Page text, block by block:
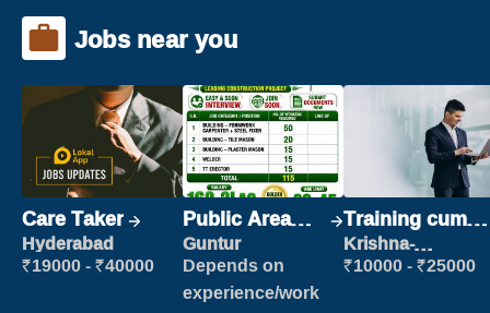
Jobs near you
Care Taker
Hyderabad
₹19000 - ₹40000
Public Area
Cleaner
Guntur
Depends on
experience/work
Training cum
Placement
Krishna-
vijayawada
₹10000 - ₹25000